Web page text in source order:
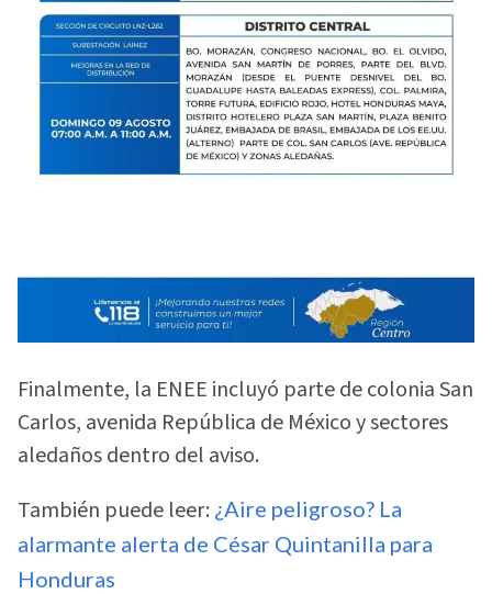
Finalmente, la ENEE incluyó parte de colonia San
Carlos, avenida República de México y sectores
aledaños dentro del aviso.
También puede leer: ¿Aire peligroso? La
alarmante alerta de César Quintanilla para
Honduras